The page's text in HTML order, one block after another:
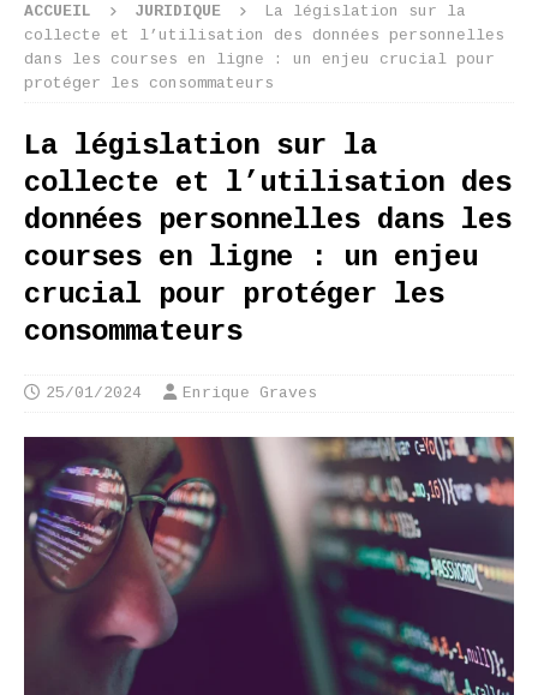
ACCUEIL JURIDIQUE
La législation sur la
collecte et l’utilisation des données personnelles
dans les courses en ligne : un enjeu crucial pour
protéger les consommateurs
La législation sur la
collecte et l’utilisation des
données personnelles dans les
courses en ligne : un enjeu
crucial pour protéger les
consommateurs
25/01/2024 Enrique Graves